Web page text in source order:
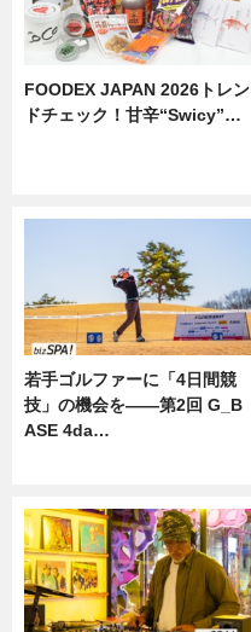
FOODEX JAPAN 2026トレン
ドチェック！甘辛“Swicy”…
若手ゴルファーに「4日間競
技」の機会を——第2回 G_B
ASE 4da…